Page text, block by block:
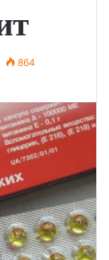
864